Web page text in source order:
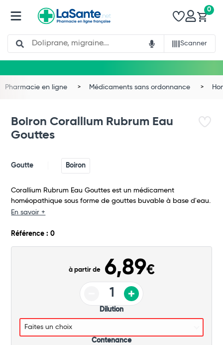
Search
Scanner
0
Total
Pharmacie en ligne Médicaments sans ordonnance
Boiron Corallium Rubrum Eau
Gouttes
Goutte Boiron
Corallium Rubrum Eau Gouttes est un médicament
homéopathique sous forme de gouttes buvable à base d'eau.
En savoir +
Référence : 0
à partir de 6,89€
Dilution
Contenance